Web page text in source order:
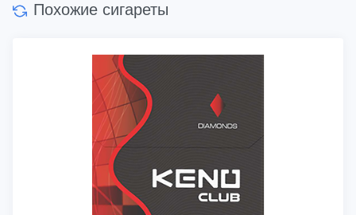
Похожие сигареты